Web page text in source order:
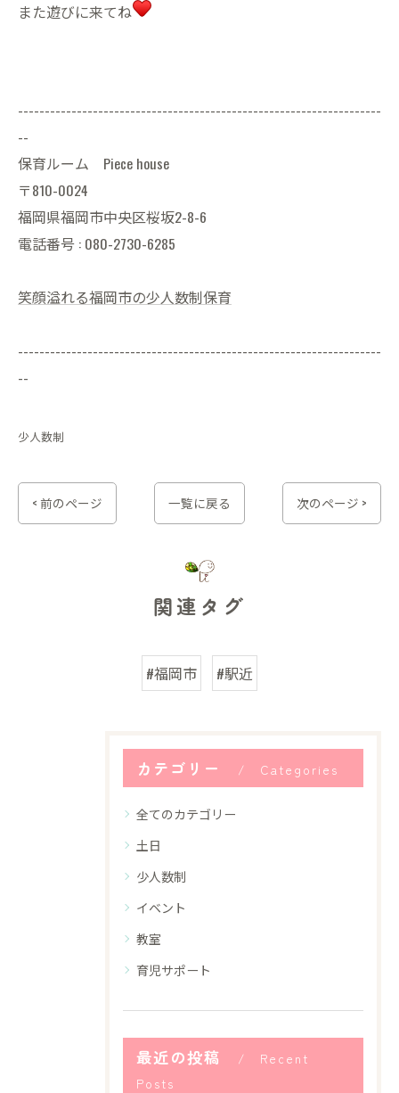
また遊びに来てね
--------------------------------------------------------------------
--
保育ルーム Piece house
〒810-0024
福岡県福岡市中央区桜坂2-8-6
電話番号 : 080-2730-6285
笑顔溢れる福岡市の少人数制保育
--------------------------------------------------------------------
--
少人数制
< 前のページ 一覧に戻る 次のページ >
関連タグ
#福岡市 #駅近
カテゴリー Categories
全てのカテゴリー
土日
少人数制
イベント
教室
育児サポート
最近の投稿
Recent
Posts